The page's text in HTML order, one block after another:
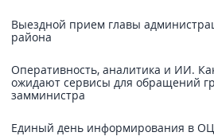
Выездной прием главы
района
Оперативность, аналитика и ИИ.
ожидают сервисы для обращений
замминистра
Единый день информирования в ОЦ